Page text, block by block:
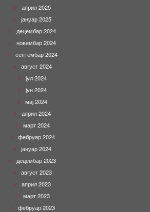
април 2025
јануар 2025
децембар 2024
новембар 2024
септембар 2024
август 2024
јул 2024
јун 2024
мај 2024
април 2024
март 2024
фебруар 2024
јануар 2024
децембар 2023
август 2023
април 2023
март 2023
фебруар 2023